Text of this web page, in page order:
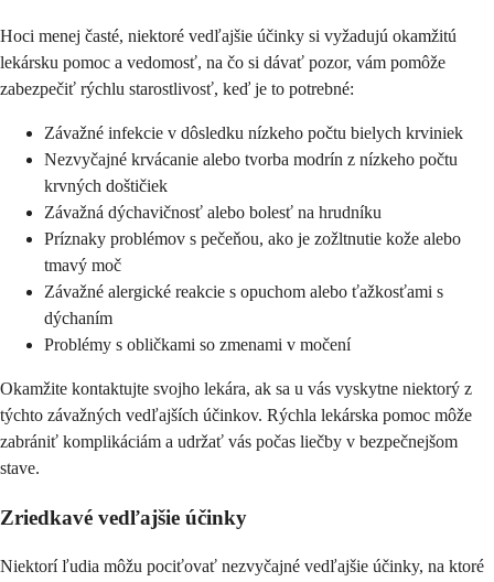
Hoci menej časté, niektoré vedľajšie účinky si vyžadujú okamžitú
lekársku pomoc a vedomosť, na čo si dávať pozor, vám pomôže
zabezpečiť rýchlu starostlivosť, keď je to potrebné:
Závažné infekcie v dôsledku nízkeho počtu bielych krviniek
Nezvyčajné krvácanie alebo tvorba modrín z nízkeho počtu
krvných doštičiek
Závažná dýchavičnosť alebo bolesť na hrudníku
Príznaky problémov s pečeňou, ako je zožltnutie kože alebo
tmavý moč
Závažné alergické reakcie s opuchom alebo ťažkosťami s
dýchaním
Problémy s obličkami so zmenami v močení
Okamžite kontaktujte svojho lekára, ak sa u vás vyskytne niektorý z
týchto závažných vedľajších účinkov. Rýchla lekárska pomoc môže
zabrániť komplikáciám a udržať vás počas liečby v bezpečnejšom
stave.
Zriedkavé vedľajšie účinky
Niektorí ľudia môžu pociťovať nezvyčajné vedľajšie účinky, na ktoré